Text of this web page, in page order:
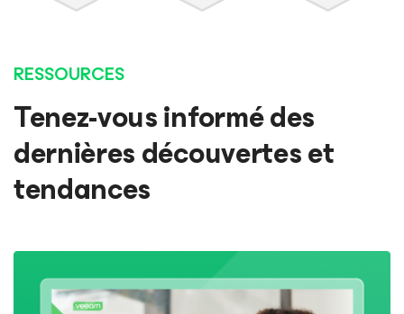
RESSOURCES
Tenez-vous informé des
dernières découvertes et
tendances